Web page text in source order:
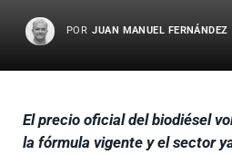
POR JUAN MANUEL FERNÁNDEZ
El precio oficial del biodiésel
la fórmula vigente y el sector